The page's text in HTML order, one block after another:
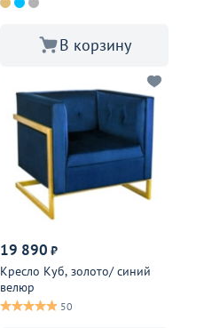
В корзину
19 890 ₽
Кресло Куб, золото/ синий
велюр
50